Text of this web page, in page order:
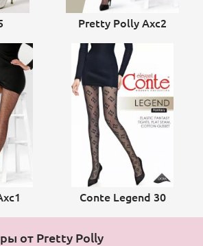
Pretty Polly Axc2
Conte Legend 30
от Pretty Polly